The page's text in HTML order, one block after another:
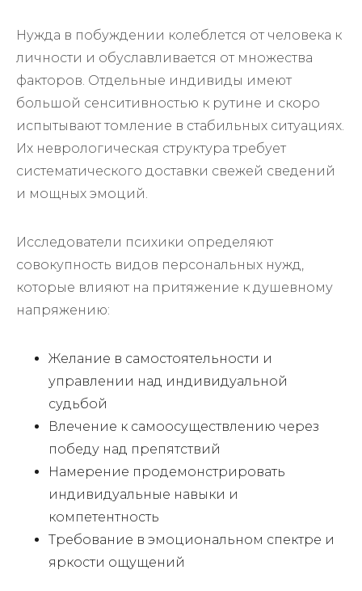
Нужда в побуждении колеблется от человека к
личности и обуславливается от множества
факторов. Отдельные индивиды имеют
большой сенситивностью к рутине и скоро
испытывают томление в стабильных ситуациях.
Их неврологическая структура требует
систематического доставки свежей сведений
и мощных эмоций.
Исследователи психики определяют
совокупность видов персональных нужд,
которые влияют на притяжение к душевному
напряжению:
Желание в самостоятельности и
управлении над индивидуальной
судьбой
Влечение к самоосуществлению через
победу над препятствий
Намерение продемонстрировать
индивидуальные навыки и
компетентность
Требование в эмоциональном спектре и
яркости ощущений